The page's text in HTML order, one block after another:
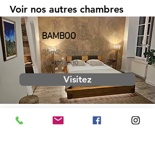
Voir nos autres chambres
BAMBOO
25m2 - 2 personnes
Lit 160x200
Visitez